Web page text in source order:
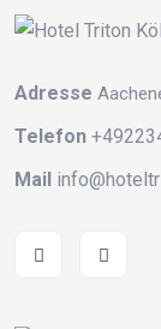
Adresse
Telefon
Mail